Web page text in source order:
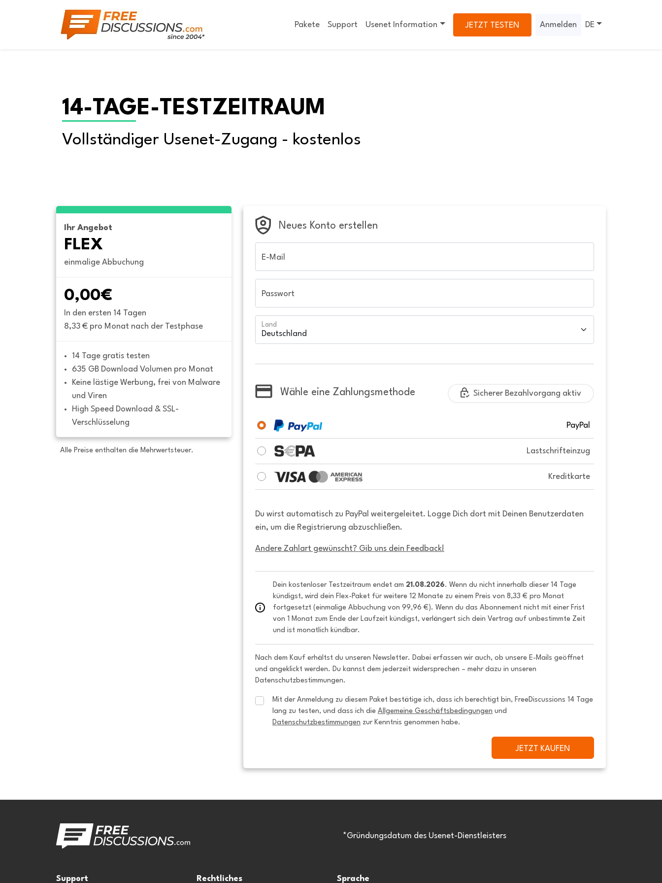
Pakete Support Usenet Information JETZT TESTEN Anmelden DE
14-TAGE-TESTZEITRAUM
Vollständiger Usenet-Zugang - kostenlos
Ihr Angebot
FLEX
einmalige Abbuchung
0,00€
In den ersten 14 Tagen
8,33 € pro Monat nach der Testphase
14 Tage gratis testen
635 GB Download Volumen pro Monat
Keine lästige Werbung, frei von Malware
und Viren
High Speed Download & SSL-
Verschlüsselung
Alle Preise enthalten die Mehrwertsteuer.
Neues Konto erstellen
E-Mail
Passwort
Land
Wähle eine Zahlungsmethode Sicherer Bezahlvorgang aktiv
PayPal
Lastschrifteinzug
Kreditkarte
Du wirst automatisch zu PayPal weitergeleitet. Logge Dich dort mit Deinen Benutzerdaten
ein, um die Registrierung abzuschließen.
Andere Zahlart gewünscht? Gib uns dein Feedback!
Dein kostenloser Testzeitraum endet am 21.08.2026. Wenn du nicht innerhalb dieser 14 Tage
kündigst, wird dein Flex-Paket für weitere 12 Monate zu einem Preis von 8,33 € pro Monat
fortgesetzt (einmalige Abbuchung von 99,96 €). Wenn du das Abonnement nicht mit einer Frist
von 1 Monat zum Ende der Laufzeit kündigst, verlängert sich dein Vertrag auf unbestimmte Zeit
und ist monatlich kündbar.
Nach dem Kauf erhältst du unseren Newsletter. Dabei erfassen wir auch, ob unsere E-Mails geöffnet
und angeklickt werden. Du kannst dem jederzeit widersprechen – mehr dazu in unseren
Datenschutzbestimmungen.
Mit der Anmeldung zu diesem Paket bestätige ich, dass ich berechtigt bin, FreeDiscussions 14 Tage
lang zu testen, und dass ich die Allgemeine Geschäftsbedingungen
Datenschutzbestimmungen zur Kenntnis genommen habe.
JETZT KAUFEN
*Gründungsdatum des Usenet-Dienstleisters
Support Rechtliches Sprache